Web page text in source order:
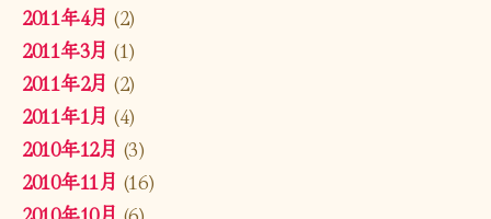
2011年4月 (2)
2011年3月 (1)
2011年2月 (2)
2011年1月 (4)
2010年12月 (3)
2010年11月 (16)
2010年10月 (6)